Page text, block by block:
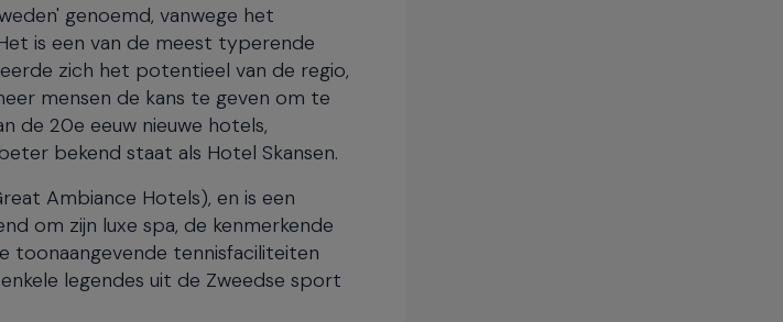
genoemd, vanwege het
is een van de meest typerende
zich het potentieel van de regio,
mensen de kans te geven om te
de 20e eeuw nieuwe hotels,
bekend staat als Hotel Skansen.
Ambiance Hotels), en is een
om zijn luxe spa, de kenmerkende
toonaangevende tennisfaciliteiten
legendes uit de Zweedse sport